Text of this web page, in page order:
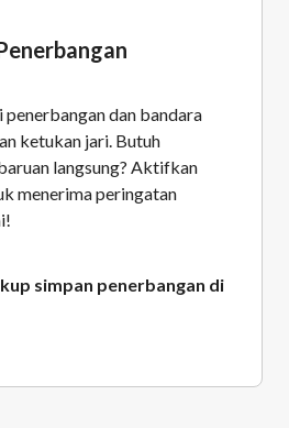
dan bandara
ketukan jari. Butuh
langsung? Aktifkan
menerima peringatan
simpan penerbangan di